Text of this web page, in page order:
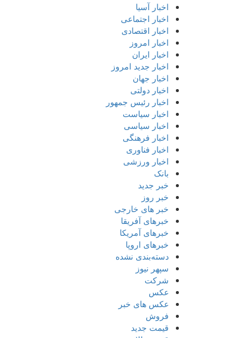
اخبار آسیا
اخبار اجتماعی
اخبار اقتصادی
اخبار امروز
اخبار ایران
اخبار جدید امروز
اخبار جهان
اخبار دولتی
اخبار رئیس جمهور
اخبار سیاست
اخبار سیاسی
اخبار فرهنگی
اخبار فناوری
اخبار ورزشی
بانک
خبر جدید
خبر روز
خبر های خارجی
خبرهای آفریقا
خبرهای آمریکا
خبرهای اروپا
دسته‌بندی نشده
سپهر نیوز
شرکت
عکس
عکس های خبر
فروش
قیمت جدید